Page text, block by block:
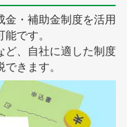
金・補助金制度を活用
です。
ど、自社に適した制度
きます。